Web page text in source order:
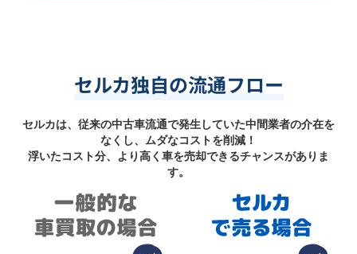
セルカ独自の流通フロー
セルカは、従来の中古車流通で発生していた中間業者の介在を
なくし、ムダなコストを削減！
浮いたコスト分、より高く車を売却できるチャンスがありま
す。